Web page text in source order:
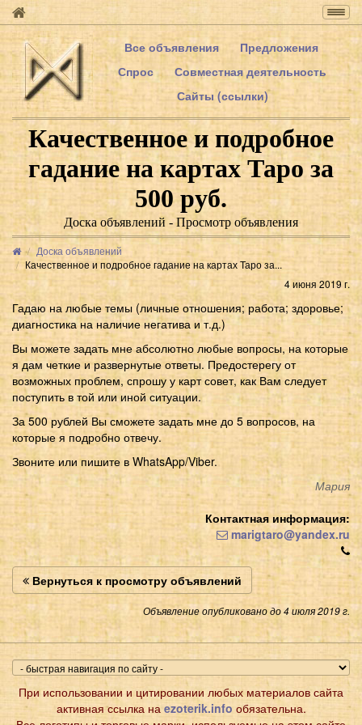
Все объявления
Предложения
Спрос
Совместная деятельность
Сайты (ссылки)
Качественное и подробное
гадание на картах Таро за
500 руб.
Доска объявлений - Просмотр объявления
Доска объявлений
Качественное и подробное гадание на картах Таро за...
4 июня 2019 г.
Гадаю на любые темы (личные отношения; работа; здоровье;
диагностика на наличие негатива и т.д.)
Вы можете задать мне абсолютно любые вопросы, на которые
я дам четкие и развернутые ответы. Предостерегу от
возможных проблем, спрошу у карт совет, как Вам следует
поступить в той или иной ситуации.
За 500 рублей Вы сможете задать мне до 5 вопросов, на
которые я подробно отвечу.
Звоните или пишите в WhatsApp/Viber.
Мария
Контактная информация:
marigtaro@yandex.ru
Вернуться к просмотру объявлений
Объявление опубликовано до 4 июля 2019 г.
При использовании и цитировании любых материалов сайта
активная ссылка на ezoterik.info обязательна.